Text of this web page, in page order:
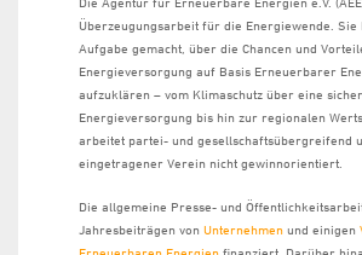
Überzeugungsarbeit für die Energiewende. Sie
Aufgabe gemacht, über die Chancen und
Energieversorgung auf Basis Erneuerbarer
aufzuklären – vom Klimaschutz über eine
Energieversorgung bis hin zur regionalen
arbeitet partei- und gesellschaftsübergreifend
eingetragener Verein nicht gewinnorientiert.
Die allgemeine Presse- und
Jahresbeiträgen von Unternehmen und einigen